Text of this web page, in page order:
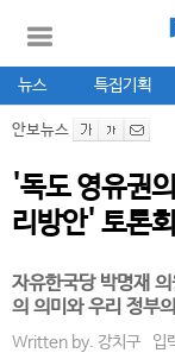
뉴스 특집기획
안보뉴스
'독도 영유권
리방안' 토론
자유한국당 박명재
의 의미와 우리 정부
Written by. 강치구 입